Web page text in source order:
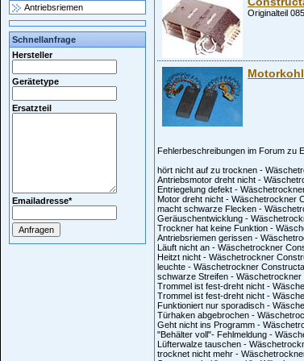
Antriebsriemen
Schnellanfrage
Hersteller
Gerätetype
Ersatzteil
Emailadresse*
Originalteil
Fehlerbeschreibungen im Forum zu
hört nicht auf zu trocknen -
Antriebsmotor dreht nicht -
Entriegelung defekt -
Motor dreht nicht - Wäschetrockner
macht schwarze Flecken -
Geräuschentwicklung -
Trockner hat keine Funktion -
Antriebsriemen gerissen -
Läuft nicht an - Wäschetrockner
Heitzt nicht - Wäschetrockner
leuchte - Wäschetrockner
schwarze Streifen -
Trommel ist fest-dreht nicht -
Trommel ist fest-dreht nicht -
Funktioniert nur sporadisch -
Türhaken abgebrochen -
Geht nicht ins Programm -
"Behälter voll"- Fehlmeldung -
Lüfterwalze tauschen -
trocknet nicht mehr -